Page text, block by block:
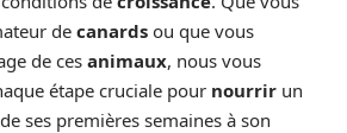
de canards ou que vous
de ces animaux, nous vous
étape cruciale pour nourrir un
ses premières semaines à son